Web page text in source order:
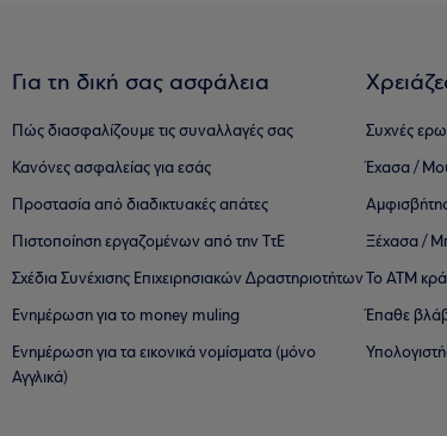
Για τη δική σας ασφάλεια
Πώς διασφαλίζουμε τις συναλλαγές σας
Κανόνες ασφαλείας για εσάς
Προστασία από διαδικτυακές απάτες
Πιστοποίηση εργαζομένων από την ΤτΕ
Σχέδια Συνέχισης Επιχειρησιακών ∆ραστηριοτήτων
Ενημέρωση για το money muling
Ενημέρωση για τα εικονικά νομίσματα (μόνο
Αγγλικά)
Συχνές
Έχασα /
Ξέχασα /
Το ΑΤΜ
Έπαθε